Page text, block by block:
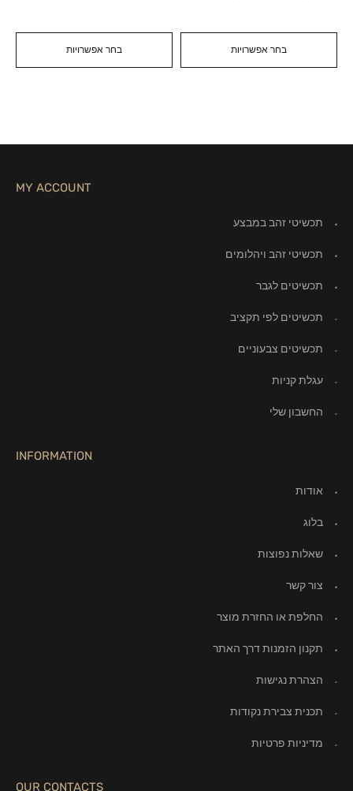
בחר אפשרויות בחר אפשרויות
MY ACCOUNT
תכשיטי זהב במבצע
תכשיטי זהב ויהלומים
תכשיטים לגבר
תכשיטים לפי תקציב
תכשיטים צבעוניים
עגלת קניות
החשבון שלי
INFORMATION
אודות
בלוג
שאלות נפוצות
צור קשר
החלפת או החזרת מוצר
תקנון הזמנות דרך האתר
הצהרת נגישות
תכנית צבירת נקודות
מדיניות פרטיות
OUR CONTACTS